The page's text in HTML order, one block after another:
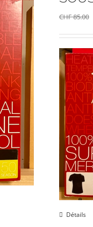
CHF85.00
Détails